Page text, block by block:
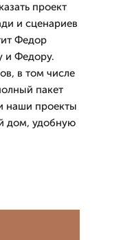
проект
и сценариев
Федор
и Федору.
в том числе
пакет
наши проекты
дом, удобную